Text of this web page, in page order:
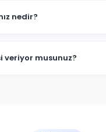
yerel anahtar
nedir?
belirlenir.
veriyor musunuz?